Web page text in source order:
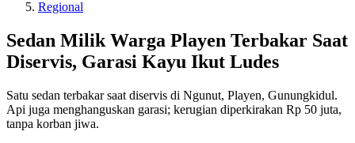
Regional
Sedan Milik Warga Playen Terbakar Saat
Diservis, Garasi Kayu Ikut Ludes
Satu sedan terbakar saat diservis di Ngunut, Playen, Gunungkidul.
Api juga menghanguskan garasi; kerugian diperkirakan Rp 50 juta,
tanpa korban jiwa.